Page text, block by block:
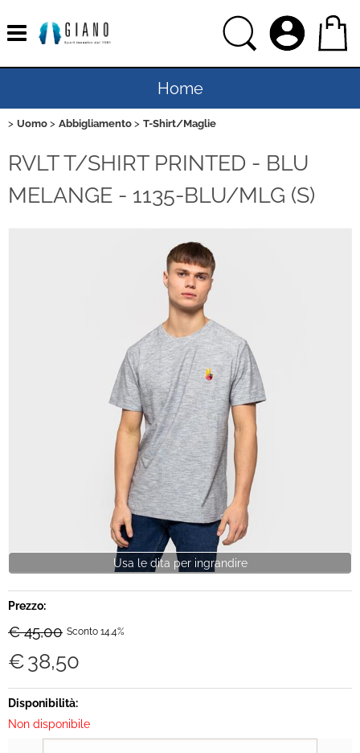
Home
Uomo
Donna
Bambina
Sport
Ciclismo
Brand
Contatti
Uomo Abbigliamento T-Shirt/Maglie
RVLT T/SHIRT PRINTED - BLU
MELANGE - 1135-BLU/MLG (S)
Usa le dita per ingrandire
Prezzo:
€ 45,00 Sconto 14.4%
€38,50
Disponibilità:
Non disponibile